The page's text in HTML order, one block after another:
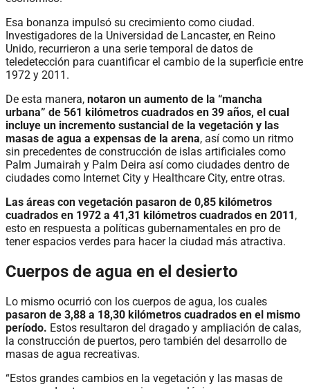
Esa bonanza impulsó su crecimiento como ciudad.
Investigadores de la Universidad de Lancaster, en Reino
Unido, recurrieron a una serie temporal de datos de
teledetección para cuantificar el cambio de la superficie entre
1972 y 2011.
De esta manera, notaron un aumento de la “mancha
urbana” de 561 kilómetros cuadrados en 39 años, el cual
incluye un incremento sustancial de la vegetación y las
masas de agua a expensas de la arena, así como un ritmo
sin precedentes de construcción de islas artificiales como
Palm Jumairah y Palm Deira así como ciudades dentro de
ciudades como Internet City y Healthcare City, entre otras.
Las áreas con vegetación pasaron de 0,85 kilómetros
cuadrados en 1972 a 41,31 kilómetros cuadrados en 2011,
esto en respuesta a políticas gubernamentales en pro de
tener espacios verdes para hacer la ciudad más atractiva.
Cuerpos de agua en el desierto
Lo mismo ocurrió con los cuerpos de agua, los cuales
pasaron de 3,88 a 18,30 kilómetros cuadrados en el mismo
período. Estos resultaron del dragado y ampliación de calas,
la construcción de puertos, pero también del desarrollo de
masas de agua recreativas.
“Estos grandes cambios en la vegetación y las masas de